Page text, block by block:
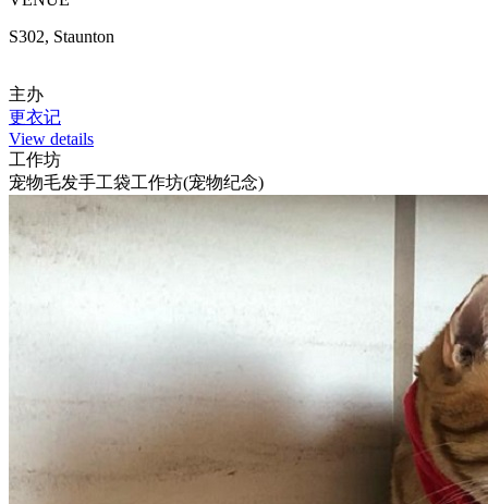
S302, Staunton
主办
更衣记
View details
工作坊
宠物毛发手工袋工作坊(宠物纪念)